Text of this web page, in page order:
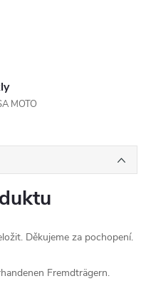
MOTO
Děkujeme za pochopení.
Fremdträgern.